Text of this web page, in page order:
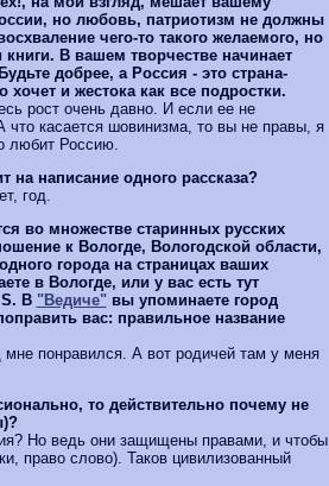
но любовь, патриотизм не должны
чего-то такого желаемого, но
В вашем творчестве начинает
добрее, а Россия - это страна-
хочет и жестока как все подростки.
рост очень давно. И если ее не
касается шовинизма, то вы не правы, я
любит Россию.
на написание одного рассказа?
год.
во множестве старинных русских
к Вологде, Вологодской области,
города на страницах ваших
в Вологде, или у вас есть тут
В "Ведиче"вы упоминаете город
вас: правильное название
понравился. А вот родичей там у меня
то действительно почему не
Но ведь они защищены правами, и чтобы
право слово). Таков цивилизованный